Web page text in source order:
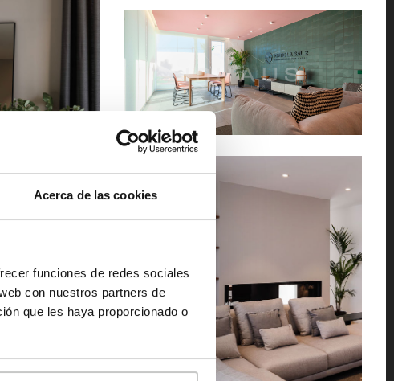
Acerca de las cookies
funciones de redes sociales
con nuestros partners de
que les haya proporcionado o